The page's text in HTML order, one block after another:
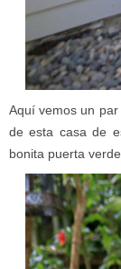
Aquí vemos un
de esta casa de
bonita puerta verde.